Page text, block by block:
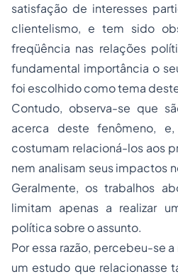
satisfação de interesses
clientelismo, e tem sido
freqüência nas relações
fundamental importância o
foi escolhido como tema
Contudo, observa-se que
acerca deste fenômeno,
costumam relacioná-los aos
nem analisam seus impactos
Geralmente, os trabalhos
limitam apenas a realizar
política sobre o assunto.
Por essa razão, percebeu-se
um estudo que relacionasse